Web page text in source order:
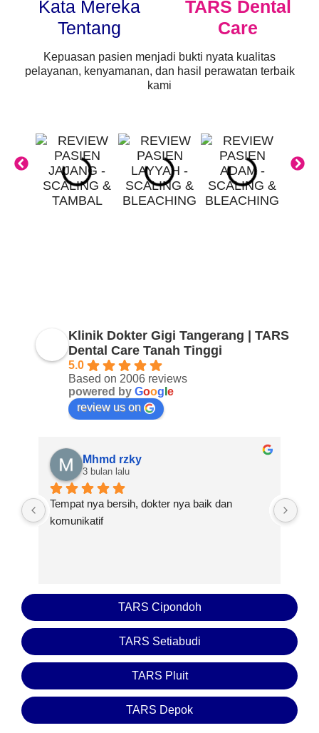
Kata Mereka
Tentang
TARS Dental
Care
Kepuasan pasien menjadi bukti nyata kualitas
pelayanan, kenyamanan, dan hasil perawatan terbaik
kami
TARS Cipondoh
TARS Setiabudi
TARS Pluit
TARS Depok
Klinik Dokter Gigi Tangerang | TARS
Dental Care Tanah Tinggi
5.0
Based on 2006 reviews
powered by Goog e
review us on
Mhmd rzky
3 bulan lalu
Tempat nya bersih, dokter nya baik dan
komunikatif